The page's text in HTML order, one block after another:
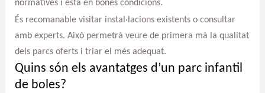
normatives i està en bones condicions.
És recomanable visitar instal·lacions existents o consultar
amb experts. Això permetrà veure de primera mà la qualitat
dels parcs oferts i triar el més adequat.
Quins són els avantatges d’un parc infantil
de boles?